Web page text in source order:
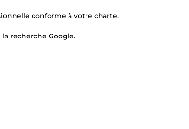
conforme à votre charte.
recherche Google.